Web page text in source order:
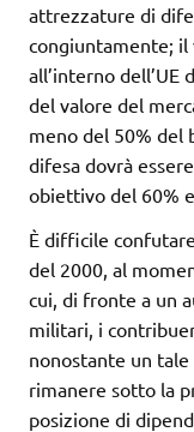
attrezzature di
congiuntamente; il
all’interno dell’UE
del valore del
meno del 50% del
difesa dovrà
obiettivo del 60%
È difficile
del 2000, al
cui, di fronte a un
militari, i
nonostante un
rimanere sotto la
posizione di